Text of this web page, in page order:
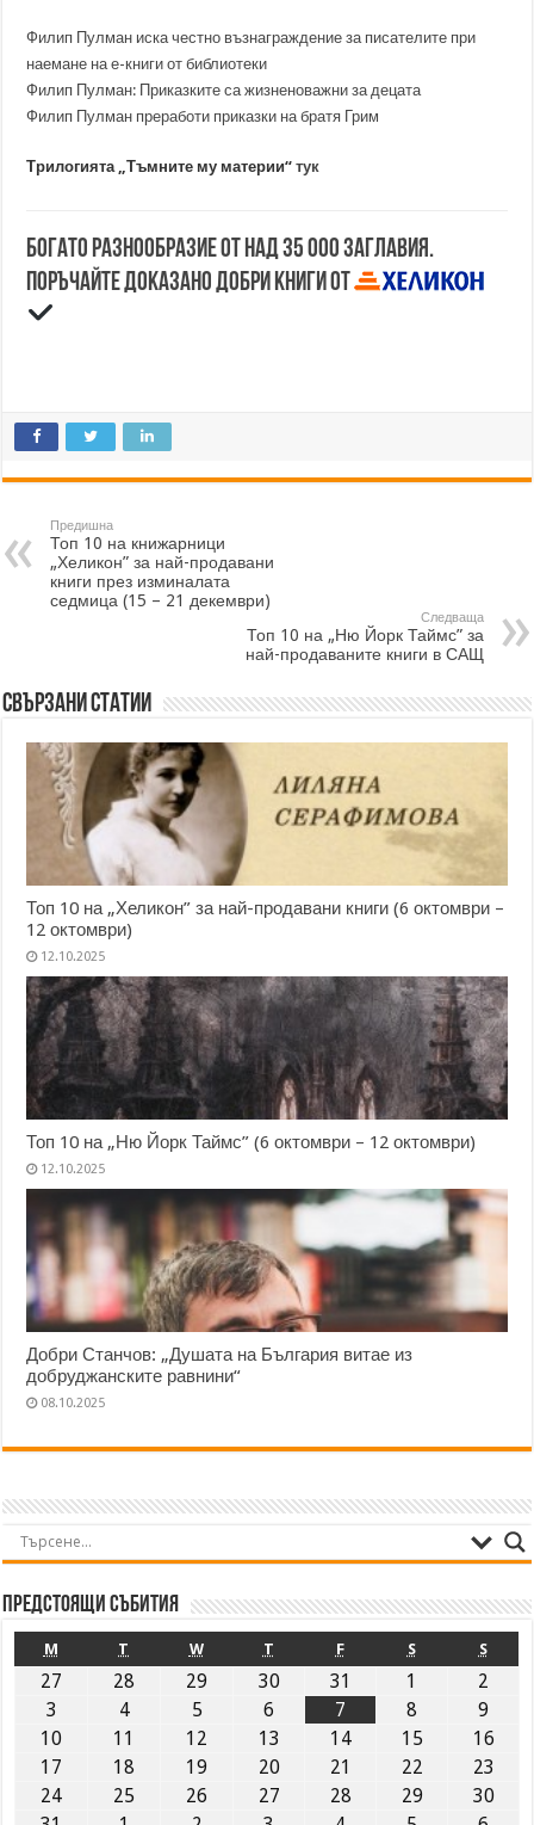
Филип Пулман иска честно възнаграждение за писателите при
наемане на е-книги от библиотеки
Филип Пулман: Приказките са жизненоважни за децата
Филип Пулман преработи приказки на братя Грим
Трилогията „Тъмните му материи“тук
Богато разнообразие от над 35 000 заглавия.
Поръчайте доказано добри книги от
Предишна
Топ 10 на книжарници
„Хеликон” за най-продавани
книги през изминалата
седмица (15 – 21 декември)
Следваща
Топ 10 на „Ню Йорк Таймс” за
най-продаваните книги в САЩ
Свързани статии
Топ 10 на „Хеликон” за най-продавани книги (6 октомври –
12 октомври)
12.10.2025
Топ 10 на „Ню Йорк Таймс” (6 октомври – 12 октомври)
12.10.2025
Добри Станчов: „Душата на България витае из
добруджанските равнини“
08.10.2025
Предстоящи събития
M T W T F S S
27 28 29 30 31 1
2
3
4 5 6 7 8
9
10
11 12 13 14 15
16
17
18 19 20 21 22
23
24
25 26 27 28 29
30